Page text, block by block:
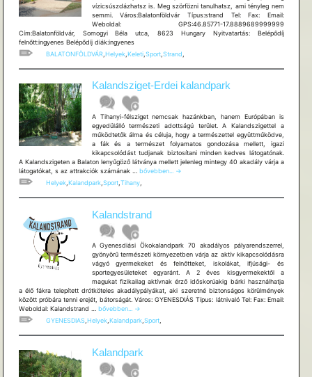
vízicsúszdázhatsz is. Meg szörfözni tanulhatsz, ami tényleg nem
semmi. Város:Balatonföldvár Típus:strand Tel: Fax: Email:
Weboldal: GPS:46.85771-17.8889689999999
Cím:Balatonföldvár, Somogyi Béla utca, 8623 Hungary Nyitvatartás: Belépődíj
felnőtt:ingyenes Belépődíj diák:ingyenes
BALATONFÖLDVÁR, Helyek, Keleti, Sport, Strand
Kalandsziget-Erdei kalandpark
A Tihanyi-félsziget nemcsak hazánkban, hanem Európában is
egyedülálló természeti adottságú terület. A Kalandszigettel a
működtetők álma és céluja, hogy a természettel együttműködve,
a fák és a természet folyamatos gondozása mellett, igazi
kikapcsolódást tudjanak biztosítani minden kedves látogatónak.
A Kalandszigeten a Balaton lenyűgöző látványa mellett jelenleg mintegy 40 akadály várja a
látogatókat, s az attrakciók számának … Kalandsziget-
kalandpark
bővebben...
→
Helyek, Kalandpark, Sport, Tihany,
Kalandstrand
A Gyenesdiási Ökokalandpark 70 akadályos pályarendszerrel,
gyönyörű természeti környezetben várja az aktív kikapcsolódásra
vágyó gyermekeket és felnőtteket, iskolákat, ifjúsági- és
sportegyesületeket egyaránt. A 2 éves kisgyermekektől a
magukat fizikailag aktívnak érző időskorúakig bárki használhatja
a élő fákra telepített drótköteles akadálypályákat, aki szeretné biztonságos körülmények
között próbára tenni erejét, bátorságát. Város: GYENESDIÁS Típus: látnivaló Tel: Fax: Email:
Weboldal: Kalandstrand … Kalandstrand
bővebben... →
GYENESDIAS, Helyek, Kalandpark, Sport,
Kalandpark